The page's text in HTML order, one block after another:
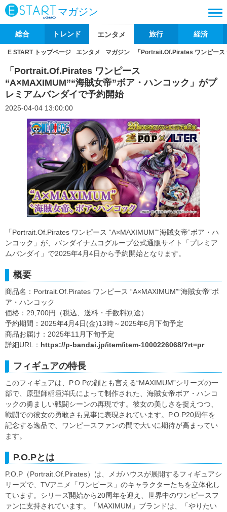
マガジン
総合 トレンド エンタメ 旅行 経済
E START トップページ エンタメ マガジン 「Portrait.Of.Pirates ワンピー
「Portrait.Of.Pirates ワンピース
“A×MAXIMUM”“海賊女帝”ボア・ハンコック」がプ
レミアムバンダイで予約開始
2025-04-04 13:00:00
「Portrait.Of.Pirates ワンピース “A×MAXIMUM”“海賊女帝”ボア・ハ
ンコック」が、バンダイナムコグループ公式通販サイト「プレミア
ムバンダイ」で2025年4月4日から予約開始となります。
概要
商品名：Portrait.Of.Pirates ワンピース “A×MAXIMUM”“海賊女帝”ボ
ア・ハンコック
価格：29,700円（税込、送料・手数料別途）
予約期間：2025年4月4日(金)13時～2025年6月下旬予定
商品お届け：2025年11月下旬予定
詳細URL： https://p-bandai.jp/item/item-1000226068/?rt=pr
フィギュアの特長
このフィギュアは、P.O.Pの顔とも言える“MAXIMUM”シリーズの一
部で、原型師稲垣洋氏によって制作された、海賊女帝ボア・ハンコ
ックの勇ましい戦闘シーンの再現です。彼女の美しさを捉えつつ、
戦闘での彼女の勇敢さも見事に表現されています。P.O.P20周年を
記念する逸品で、ワンピースファンの間で大いに期待が高まってい
ます。
P.O.Pとは
P.O.P（Portrait.Of.Pirates）は、メガハウスが展開するフィギュアシ
リーズで、TVアニメ「ワンピース」のキャラクターたちを立体化し
ています。シリーズ開始から20周年を迎え、世界中のワンピースフ
ァンに支持されています。「MAXIMUM」ブランドは、「やりたい